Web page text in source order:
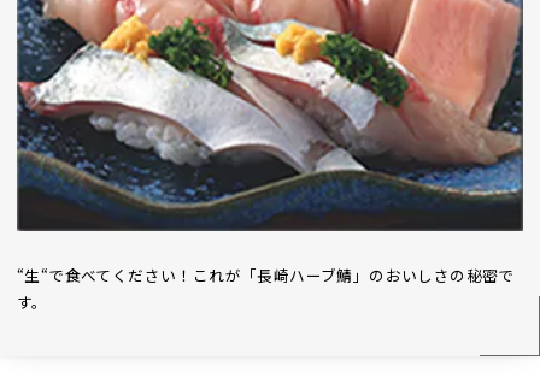
“生“で食べてください！これが「長崎ハーブ鯖」のおいしさの秘密で
す。